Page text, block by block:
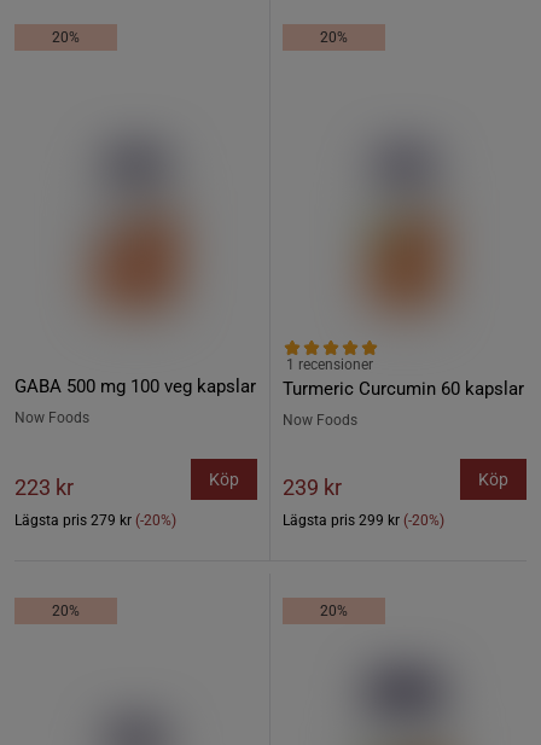
20%
GABA 500 mg 100 veg kapslar
Now Foods
223 kr
Lägsta pris 279 kr (-20%)
Köp
20%
Turmeric Curcumin 60 kapslar
1 recensioner
Now Foods
239 kr
Lägsta pris 299 kr (-20%)
Köp
20% 20%